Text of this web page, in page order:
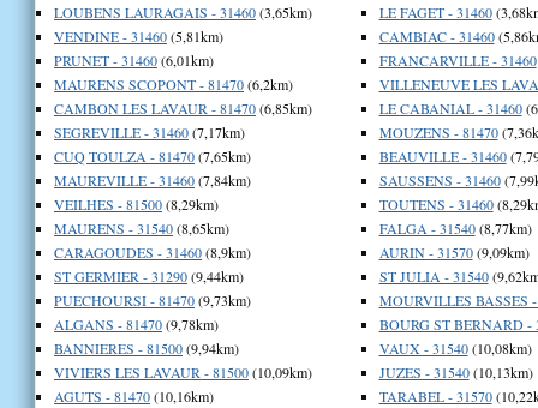
LOUBENS LAURAGAIS - 31460(3,65km)
VENDINE - 31460(5,81km)
PRUNET - 31460(6,01km)
MAURENS SCOPONT - 81470(6,2km)
CAMBON LES LAVAUR - 81470(6,85km)
SEGREVILLE - 31460(7,17km)
CUQ TOULZA - 81470(7,65km)
MAUREVILLE - 31460(7,84km)
VEILHES - 81500(8,29km)
MAURENS - 31540(8,65km)
CARAGOUDES - 31460(8,9km)
ST GERMIER - 31290(9,44km)
PUECHOURSI - 81470(9,73km)
ALGANS - 81470(9,78km)
BANNIERES - 81500(9,94km)
VIVIERS LES LAVAUR - 81500(10,09km)
AGUTS - 81470(10,16km)
LE FAGET - 31460
CAMBIAC - 31460
FRANCARVILLE - 31460
VILLENEUVE LES
LE CABANIAL - 31460
MOUZENS - 81470
BEAUVILLE - 31460
SAUSSENS - 31460
TOUTENS - 31460
FALGA - 31540(8,77km)
AURIN - 31570(9,09km)
ST JULIA - 31540
MOURVILLES BASSES -
BOURG ST BERNARD -
VAUX - 31540(10,08km)
JUZES - 31540(10,13km)
TARABEL - 31570